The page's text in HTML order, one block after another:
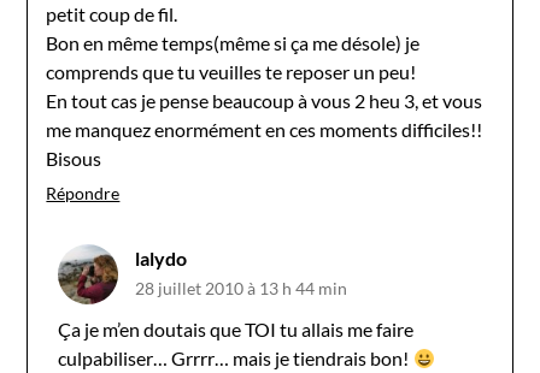
petit coup de fil.
Bon en même temps(même si ça me désole) je
comprends que tu veuilles te reposer un peu!
En tout cas je pense beaucoup à vous 2 heu 3, et vous
me manquez enormément en ces moments difficiles!!
Bisous
Répondre
lalydo
28 juillet 2010 à 13 h 44 min
Ça je m’en doutais que TOI tu allais me faire
culpabiliser… Grrrr… mais je tiendrais bon!